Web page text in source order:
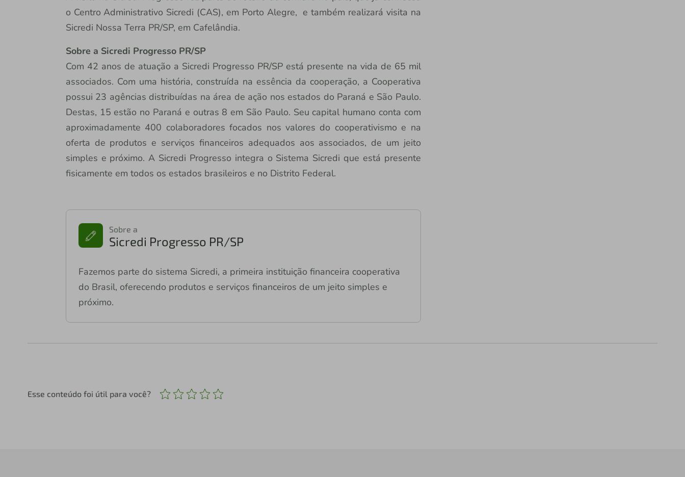
o Centro Administrativo Sicredi (CAS), em Porto Alegre, e também realizará visita na
Sicredi Nossa Terra PR/SP, em Cafelândia.
Sobre a Sicredi Progresso PR/SP
Com 42 anos de atuação a Sicredi Progresso PR/SP está presente na vida de 65 mil
associados. Com uma história, construída na essência da cooperação, a Cooperativa
possui 23 agências distribuídas na área de ação nos estados do Paraná e São Paulo.
Destas, 15 estão no Paraná e outras 8 em São Paulo. Seu capital humano conta com
aproximadamente 400 colaboradores focados nos valores do cooperativismo e na
oferta de produtos e serviços financeiros adequados aos associados, de um jeito
simples e próximo. A Sicredi Progresso integra o Sistema Sicredi que está presente
fisicamente em todos os estados brasileiros e no Distrito Federal.
Sobre a
Sicredi Progresso PR/SP
Fazemos parte do sistema Sicredi, a primeira instituição financeira cooperativa
do Brasil, oferecendo produtos e serviços financeiros de um jeito simples e
próximo.
Esse conteúdo foi útil para você?